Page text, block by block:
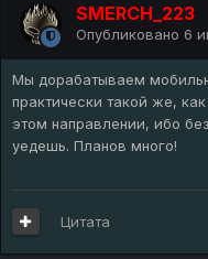
SMERCH_223
Опубликовано 6
Мы дорабатываем
практически такой же,
этом направлении, ибо
уедешь. Планов много!
Цитата